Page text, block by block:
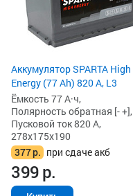
Аккумулятор SPARTA High
Energy (77 Ah) 820 А, L3
Ёмкость 77 А·ч,
Полярность обратная [- +],
Пусковой ток 820 А,
278x175x190
377р. при сдаче акб
399р.